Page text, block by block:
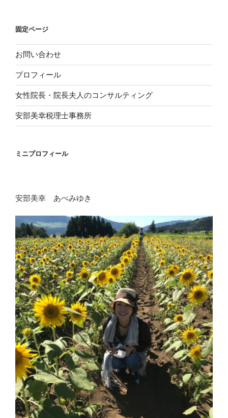
固定ページ
お問い合わせ
プロフィール
女性院長・院長夫人のコンサルティング
安部美幸税理士事務所
ミニプロフィール
安部美幸 あべみゆき